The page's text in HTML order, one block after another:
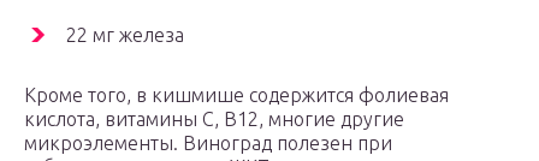
22 мг железа
Кроме того, в кишмише содержится фолиевая
кислота, витамины С, B12, многие другие
микроэлементы. Виноград полезен при